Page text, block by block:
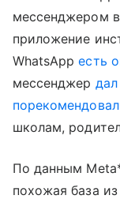
мессенджером
приложение
WhatsAppесть
мессенджер
школам,
По данным
похожая база